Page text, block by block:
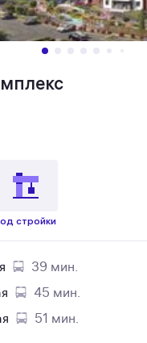
стройки
39 мин.
45 мин.
51 мин.